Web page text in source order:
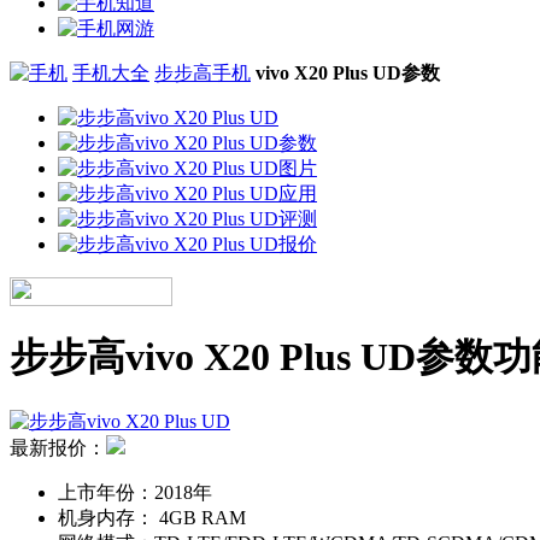
手机大全 步步高手机 vivo X20 Plus UD参数
步步高vivo X20 Plus UD参数
最新报价：
上市年份： 2018年
机身内存：
4GB RAM